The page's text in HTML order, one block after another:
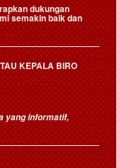
dukungan
semakin baik dan
KEPALA BIRO
yang informatif,